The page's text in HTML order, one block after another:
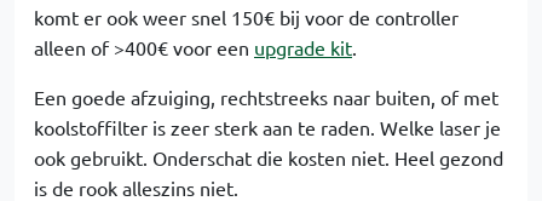
komt er ook weer snel 150€ bij voor de controller
alleen of >400€ voor een upgrade kit.
Een goede afzuiging, rechtstreeks naar buiten, of met
koolstoffilter is zeer sterk aan te raden. Welke laser je
ook gebruikt. Onderschat die kosten niet. Heel gezond
is de rook alleszins niet.